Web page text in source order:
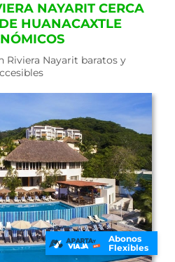
NAYARIT CERCA
HUANACAXTLE
Riviera Nayarit baratos y
Abonos
Flexibles